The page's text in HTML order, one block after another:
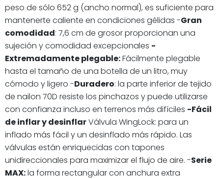
peso de sólo 652 g (ancho normal), es suficiente para
mantenerte caliente en condiciones gélidas -Gran
comodidad: 7,6 cm de grosor proporcionan una
sujeción y comodidad excepcionales -
Extremadamente plegable:Fácilmente plegable
hasta el tamaño de una botella de un litro, muy
cómodo y ligero -Duradero: la parte inferior de tejido
de nailon 70D resiste los pinchazos y puede utilizarse
con confianza incluso en terrenos más difíciles -Fácil
de inflar y desinflarVálvula WingLock: para un
inflado más fácil y un desinflado más rápido. Las
válvulas están enriquecidas con tapones
unidireccionales para maximizar el flujo de aire. -Serie
MAX:la forma rectangular con anchura extra